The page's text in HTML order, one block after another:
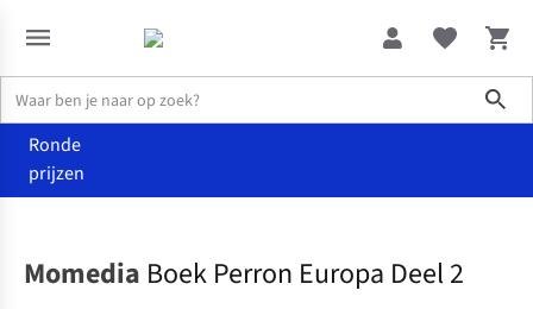
Ronde
prijzen
Momedia Boek Perron Europa Deel 2